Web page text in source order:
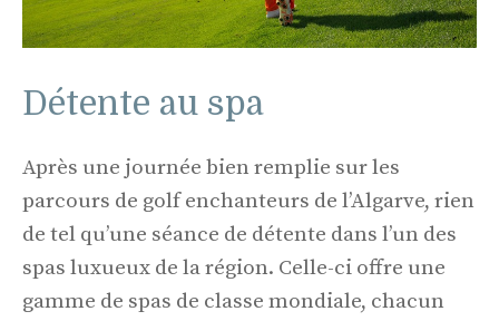
Détente au spa
Après une journée bien remplie sur les
parcours de golf enchanteurs de l’Algarve, rien
de tel qu’une séance de détente dans l’un des
spas luxueux de la région. Celle-ci offre une
gamme de spas de classe mondiale, chacun